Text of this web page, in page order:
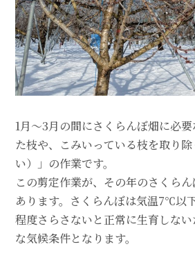
1月～3月の間にさくらんぼ畑に必
た枝や、こみいっている枝を取り
い）」の作業です。
この剪定作業が、その年のさくら
あります。さくらんぼは気温7℃以
程度さらさないと正常に生育しな
な気候条件となります。